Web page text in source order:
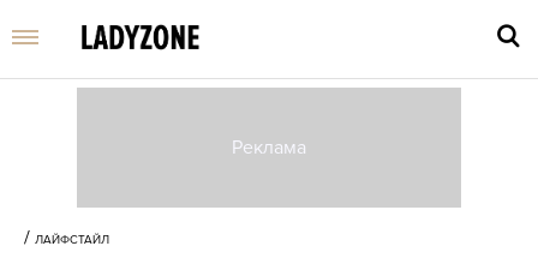
/ ЛАЙФСТАЙЛ